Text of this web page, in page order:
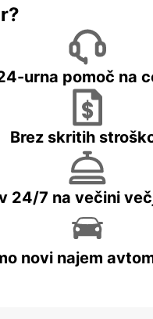
urna pomoč na
Brez skritih
24/7 na večini
novi najem